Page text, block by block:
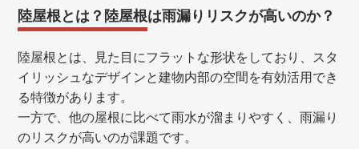
陸屋根とは？陸屋根は雨漏りリスクが高いのか？
陸屋根とは、見た目にフラットな形状をしており、スタ
イリッシュなデザインと建物内部の空間を有効活用でき
る特徴があります。
一方で、他の屋根に比べて雨水が溜まりやすく、雨漏り
のリスクが高いのが課題です。